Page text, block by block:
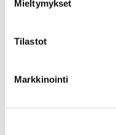
Mieltymykset
Tilastot
Markkinointi